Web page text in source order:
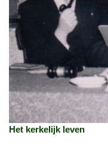
Het kerkelijk leven